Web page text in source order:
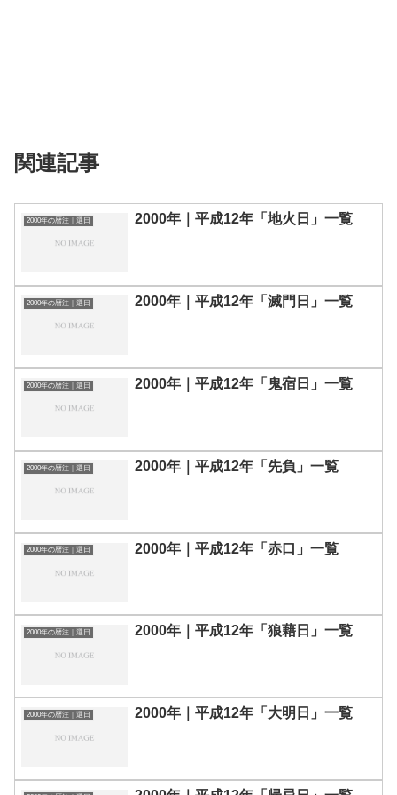
関連記事
2000年の暦注｜選日 2000年｜平成12年「地火日」一覧
2000年の暦注｜選日 2000年｜平成12年「滅門日」一覧
2000年の暦注｜選日 2000年｜平成12年「鬼宿日」一覧
2000年の暦注｜選日 2000年｜平成12年「先負」一覧
2000年の暦注｜選日 2000年｜平成12年「赤口」一覧
2000年の暦注｜選日 2000年｜平成12年「狼藉日」一覧
2000年の暦注｜選日 2000年｜平成12年「大明日」一覧